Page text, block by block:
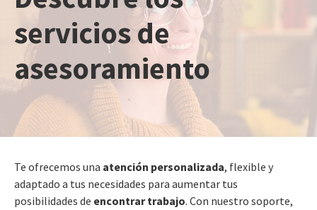
servicios de
asesoramiento
Te ofrecemos una atención personalizada, flexible y
adaptado a tus necesidades para aumentar tus
posibilidades de encontrar trabajo. Con nuestro soporte,